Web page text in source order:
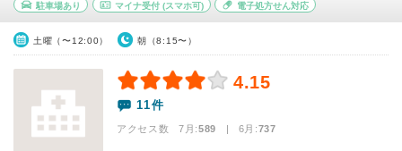
駐車場あり マイナ受付(スマホ可) 電子処方せん対応
土曜（〜12:00） 朝（8:15〜）
4.15
11件
アクセス数 7月:589 | 6月:737